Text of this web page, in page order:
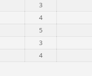
3
4
5
3
4